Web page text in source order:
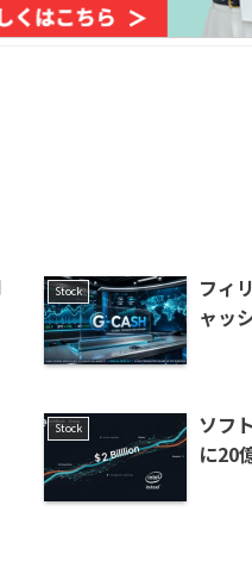
Stock
フィ
ャッ
Stock
ソフ
に20